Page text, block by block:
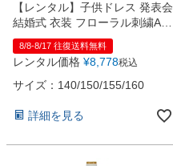
【レンタル】子供ドレス 発表会
結婚式 衣装 フローラル刺繍Aラ
インオーガンジーロングドレス
（HC1732）
8/8-8/17 往復送料無料
レンタル価格 ¥8,778税込
サイズ：140/150/155/160
詳細を見る